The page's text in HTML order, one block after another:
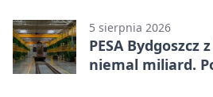
5 sierpnia 2026
PESA
niemal miliard.